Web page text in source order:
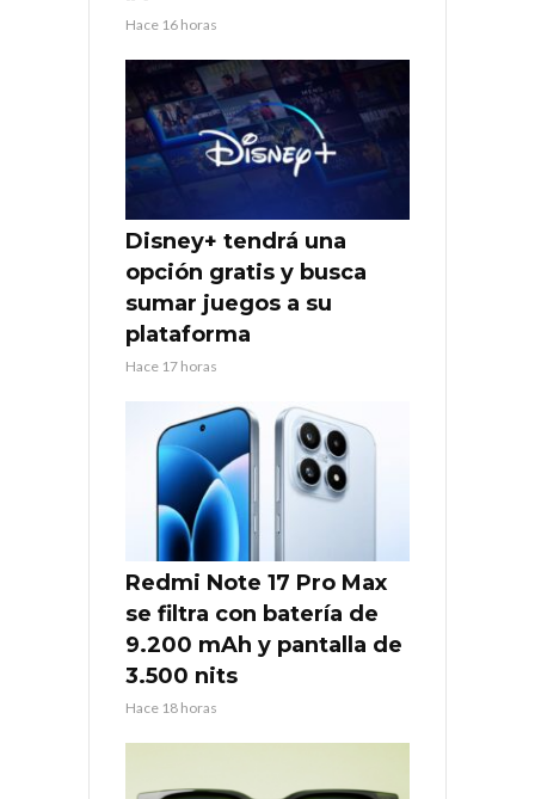
Hace 16 horas
Disney+ tendrá una
opción gratis y busca
sumar juegos a su
plataforma
Hace 17 horas
Redmi Note 17 Pro Max
se filtra con batería de
9.200 mAh y pantalla de
3.500 nits
Hace 18 horas